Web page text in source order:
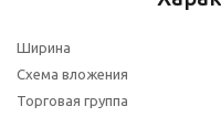
Ширина
Схема вложения
Торговая группа